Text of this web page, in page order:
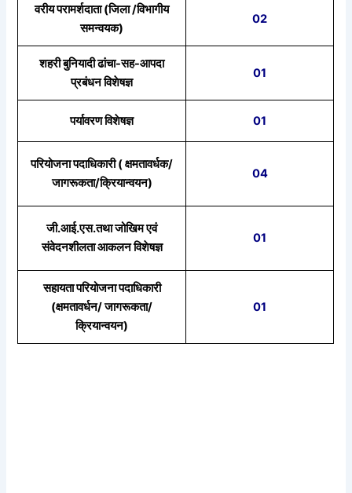
वरीय परामर्शदाता (जिला /विभागीय
समन्वयक)
02
शहरी बुनियादी ढांचा-सह-आपदा
प्रबंधन विशेषज्ञ
01
पर्यावरण विशेषज्ञ 01
परियोजना पदाधिकारी ( क्षमतावर्धक/
जागरूकता/क्रियान्वयन)
04
जी.आई.एस.तथा जोखिम एवं
संवेदनशीलता आकलन विशेषज्ञ
01
सहायता परियोजना पदाधिकारी
(क्षमतावर्धन/ जागरूकता/
क्रियान्वयन)
01